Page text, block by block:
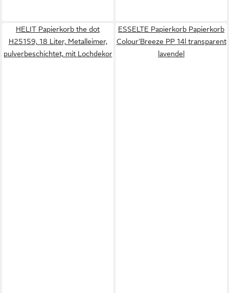
HELIT Papierkorb the dot
H25159, 18 Liter, Metalleimer,
pulverbeschichtet, mit Lochdekor
ESSELTE Papierkorb Papierkorb
Colour'Breeze PP 14l transparent
lavendel